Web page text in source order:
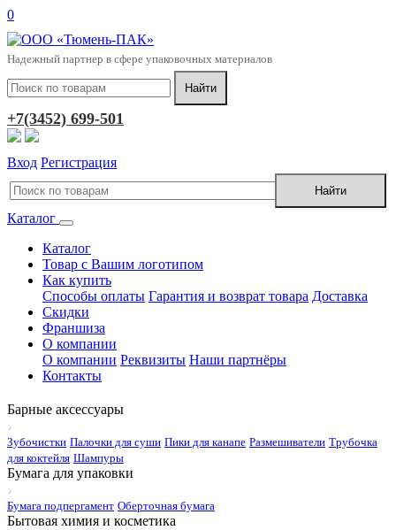
0
Надежный партнер в сфере упаковочных материалов
+7(3452) 699-501
Вход Регистрация
Каталог
Каталог
Товар с Вашим логотипом
Как купить
Способы оплаты Гарантия и возврат товара Доставка
Скидки
Франшиза
О компании
О компании Реквизиты Наши партнёры
Контакты
Барные аксессуары
Зубочистки Палочки для суши Пики для канапе Размешиватели Трубочка
для коктейля Шампуры
Бумага для упаковки
Бумага подпергамент Оберточная бумага
Бытовая химия и косметика